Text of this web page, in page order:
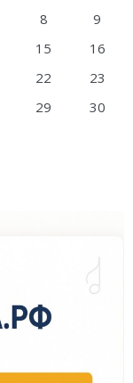
8
9
15
16
22
23
29
30